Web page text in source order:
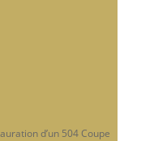
d’un 504 Coupe